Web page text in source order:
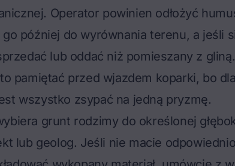
Operator powinien odłożyć
później do wyrównania terenu, a jeśli
lub oddać niż pomieszany z
pamiętać przed wjazdem koparki, bo
wszystko zsypać na jedną pryzmę.
grunt rodzimy do określonej
lub geolog. Jeśli nie macie